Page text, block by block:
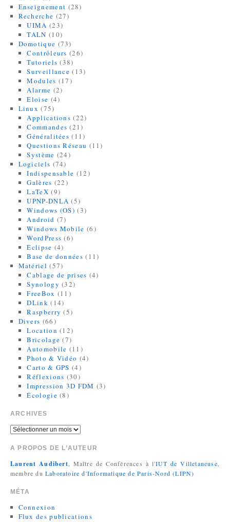
Enseignement (28)
Recherche (27)
UIMA (23)
TALN (10)
Domotique (73)
Contrôleurs (26)
Tutoriels (38)
Surveillance (13)
Modules (17)
Alarme (2)
Eloise (4)
Linux (75)
Applications (22)
Commandes (21)
Généralitées (11)
Questions Réseau (11)
Système (24)
Logiciels (74)
Indispensable (12)
Galères (22)
LaTeX (9)
UPNP-DNLA (5)
Windows (OS) (3)
Android (7)
Windows Mobile (6)
WordPress (6)
Eclipse (4)
Base de données (11)
Matériel (57)
Cablage de prises (4)
Synology (32)
FreeBox (11)
DLink (14)
Raspberry (5)
Divers (66)
Location (12)
Bricolage (7)
Automobile (11)
Photo & Vidéo (4)
Carto & GPS (4)
Réflexions (30)
Impression 3D FDM (3)
Écologie (8)
ARCHIVES
A PROPOS DE L’AUTEUR
Laurent Audibert , Maître de Conférences à l'IUT de Villetaneuse
membre du Laboratoire d'Informatique de Paris-Nord (LIPN)
MÉTA
Connexion
Flux des publications